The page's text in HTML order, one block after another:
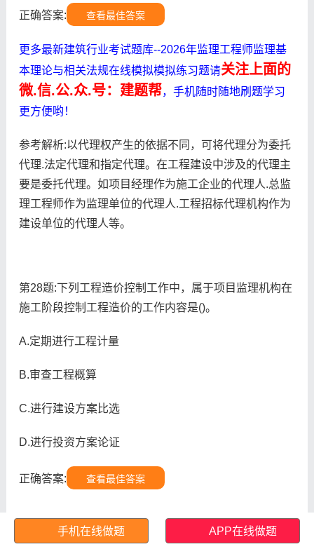
正确答案: 查看最佳答案
更多最新建筑行业考试题库--2026年监理工程师监理基
本理论与相关法规在线模拟模拟练习题请关注上面的
微.信.公.众.号：建题帮，手机随时随地刷题学习
更方便哟！
参考解析:以代理权产生的依据不同，可将代理分为委托
代理.法定代理和指定代理。在工程建设中涉及的代理主
要是委托代理。如项目经理作为施工企业的代理人.总监
理工程师作为监理单位的代理人.工程招标代理机构作为
建设单位的代理人等。
第28题:下列工程造价控制工作中，属于项目监理机构在
施工阶段控制工程造价的工作内容是()。
A.定期进行工程计量
B.审查工程概算
C.进行建设方案比选
D.进行投资方案论证
正确答案: 查看最佳答案
第29题:《建设工程监理与相关服务收费管理规定》依法
手机在线做题 APP在线做题